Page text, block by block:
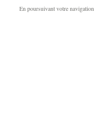
En poursuivant votre navigation